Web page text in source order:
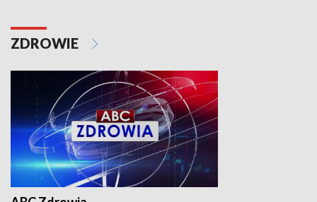
ZDROWIE